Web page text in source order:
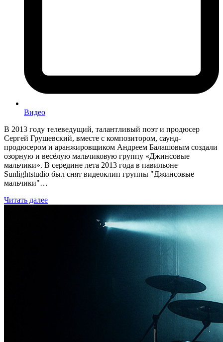
Видео
В 2013 году телеведущий, талантливый поэт и продюсер
Сергей Грушевский, вместе с композитором, саунд-
продюсером и аранжировщиком Андреем Балашовым создали
озорную и весёлую мальчиковую группу «Джинсовые
мальчики». В середине лета 2013 года в павильоне
Sunlightstudio был снят видеоклип группы "Джинсовые
мальчики"…
Читать далее